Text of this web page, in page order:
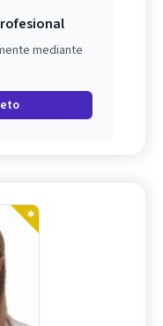
mediante